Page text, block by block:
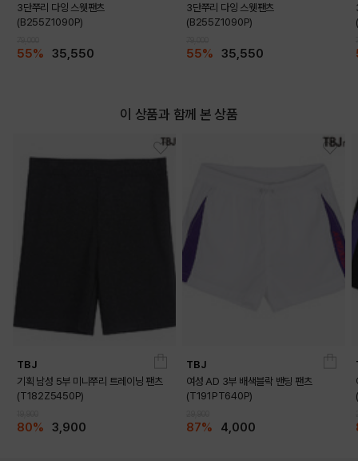
3단쭈리 다잉 스웻팬츠
(B255Z1090P)
55% 35,550
3단쭈리 다잉 스웻팬츠
(B255Z1090P)
55% 35,550
이 상품과 함께 본 상품
TBJ
기획 남성 5부 미니쭈리 트레이닝 팬츠
(T182Z5450P)
80% 3,900
TBJ
여성 AD 3부 배색블락 밴딩 팬츠
(T191PT640P)
87% 4,000